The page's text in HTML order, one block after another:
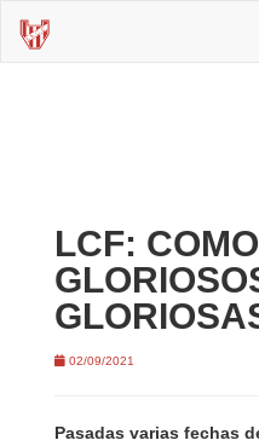
LCF:
02/09/2021
Pasadas varias fechas